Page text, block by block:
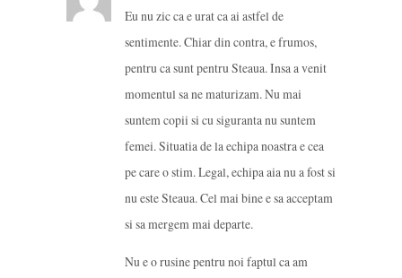
Eu nu zic ca e urat ca ai astfel de
sentimente. Chiar din contra, e frumos,
pentru ca sunt pentru Steaua. Insa a venit
momentul sa ne maturizam. Nu mai
suntem copii si cu siguranta nu suntem
femei. Situatia de la echipa noastra e cea
pe care o stim. Legal, echipa aia nu a fost si
nu este Steaua. Cel mai bine e sa acceptam
si sa mergem mai departe.
Nu e o rusine pentru noi faptul ca am